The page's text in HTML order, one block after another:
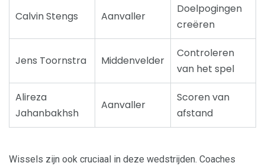
Calvin Stengs Aanvaller
Doelpogingen
creëren
Jens Toornstra Middenvelder
Controleren
van het spel
Alireza
Jahanbakhsh
Aanvaller
Scoren van
afstand
Wissels zijn ook cruciaal in deze wedstrijden. Coaches